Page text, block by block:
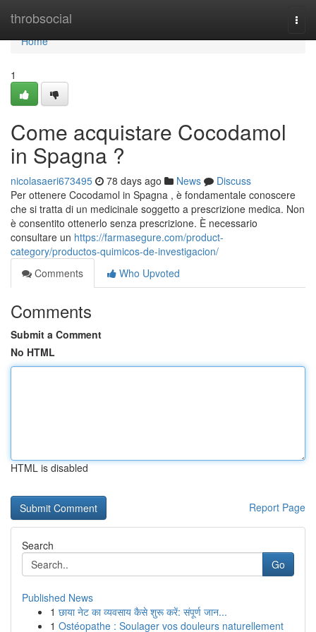
throbsocial
Home
Home
1
Come acquistare Cocodamol
in Spagna ?
nicolasaeri673495 78 days ago News
Discuss
Per ottenere Cocodamol in Spagna , è fondamentale conoscere
che si tratta di un medicinale soggetto a prescrizione medica. Non
è consentito ottenerlo senza prescrizione. È necessario
consultare un https://farmasegure.com/product-
category/productos-quimicos-de-investigacion/
Comments
Who Upvoted
Comments
Submit a Comment
No HTML
HTML is disabled
Report Page
Search
Go
Published News
1 छाया नेट का व्यवसाय कैसे शुरू करें: संपूर्ण जान...
1 Ostéopathe : Soulager vos douleurs naturellement